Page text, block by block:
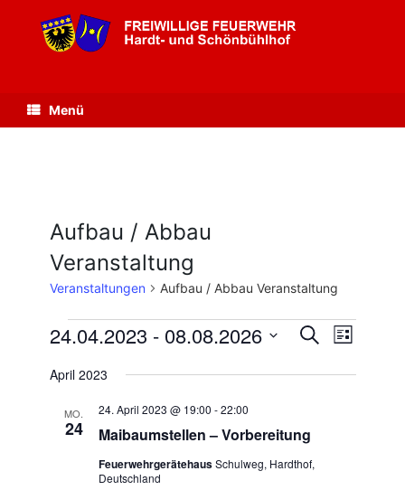
springen
Menü
Aufbau / Abbau
Veranstaltung
Veranstaltungen Aufbau / Abbau Veranstaltung
Veranstaltungen
Veranstaltungen
Suche
Suche
Ansichten-
Liste
24.04.2023 - 08.08.2026
wählen.
April 2023
MO.
24 Maibaumstellen – Vorbereitung
24. April 2023 @ 19:00 -22:00
FeuerwehrgerätehausSchulweg, Hardthof,
Deutschland